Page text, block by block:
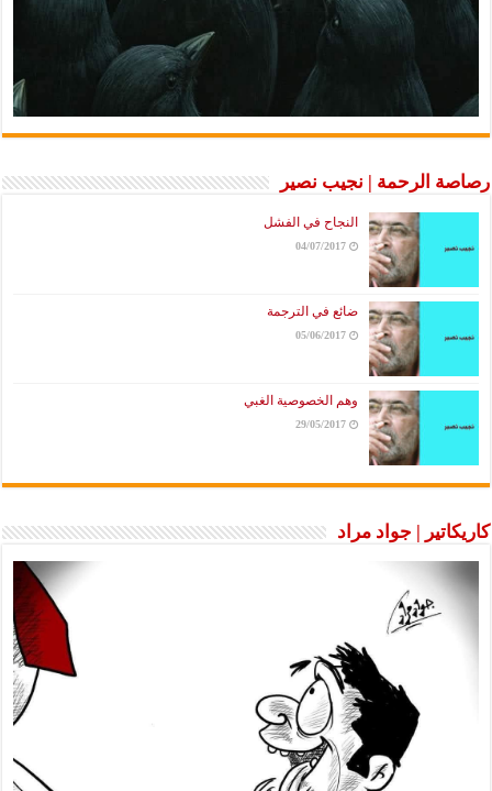
رصاصة الرحمة | نجيب نصير
النجاح في الفشل
04/07/2017
ضائع في الترجمة
05/06/2017
وهم الخصوصية الغبي
29/05/2017
كاريكاتير | جواد مراد